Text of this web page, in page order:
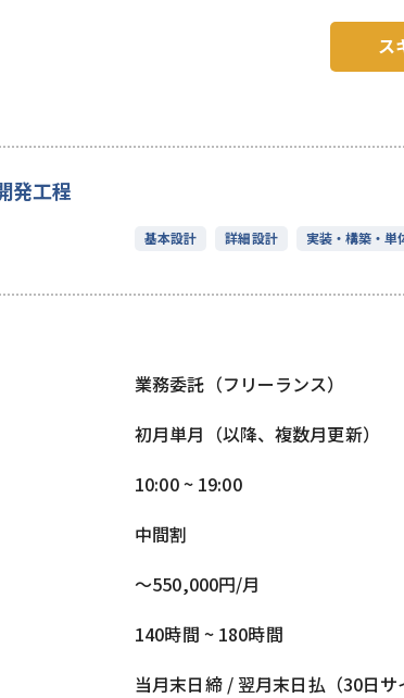
ス
発工程
基本設計 詳細設計 実装・構築・単
業務委託（フリーランス）
初月単月（以降、複数月更新）
10:00 ~ 19:00
中間割
〜550,000円/月
140時間 ~ 180時間
当月末日締 / 翌月末日払（30日サ